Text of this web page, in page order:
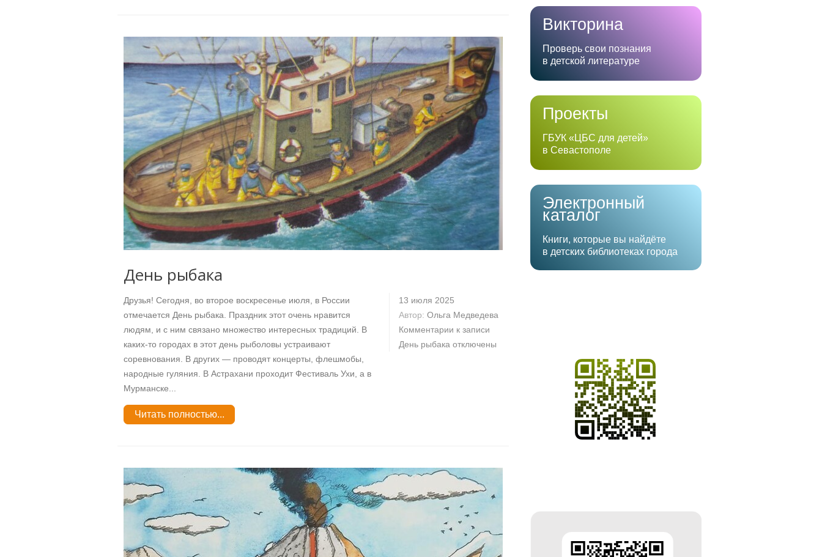
День рыбака
Друзья! Сегодня, во второе воскресенье июля, в России
отмечается День рыбака. Праздник этот очень нравится
людям, и с ним связано множество интересных традиций. В
каких-то городах в этот день рыболовы устраивают
соревнования. В других — проводят концерты, флешмобы,
народные гуляния. В Астрахани проходит Фестиваль Ухи, а в
Мурманске...
Читать полностью...
13 июля 2025
Автор: Ольга Медведева
Комментарии к записи
День рыбака отключены
Викторина
Проверь свои познания
в детской литературе
Проекты
ГБУК «ЦБС для детей»
в Севастополе
Электронный
каталог
Книги, которые вы найдёте
в детских библиотеках города